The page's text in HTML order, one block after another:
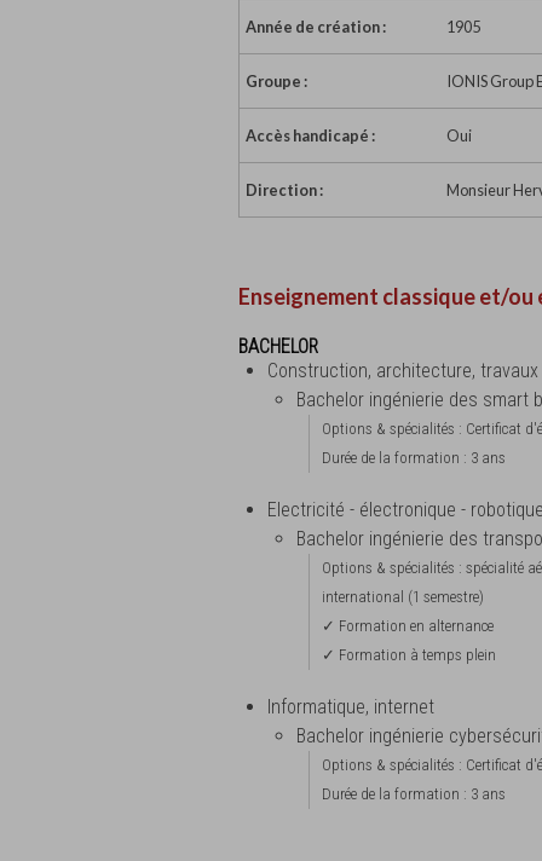
Année de création : 1905
Groupe : IONIS Group
Accès handicapé : Oui
Direction : Monsieur
Enseignement classique et/ou
BACHELOR
Construction, architecture,
Bachelor ingénierie des smart
Options & spécialités : Certificat
Durée de la formation : 3 ans
Electricité - électronique - robotique
Bachelor ingénierie des
Options & spécialités : spécialité
international (1 semestre)
✓ Formation en alternance
✓ Formation à temps plein
Informatique, internet
Bachelor ingénierie
Options & spécialités : Certificat
Durée de la formation : 3 ans